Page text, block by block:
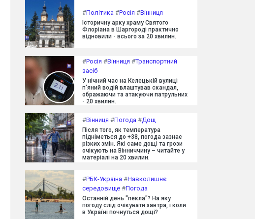
#Політика #Росія #Вінниця
Історичну арку храму Святого
Флоріана в Шаргороді практично
відновили - всього за 20 хвилин.
#Росія #Вінниця #Транспортний
засіб
У нічний час на Келецькій вулиці
п'яний водій влаштував скандал,
ображаючи та атакуючи патрульних
- 20 хвилин.
#Вінниця #Погода #Дощ
Після того, як температура
підніметься до +38, погода зазнає
різких змін. Які саме дощі та грози
очікують на Вінниччину – читайте у
матеріалі на 20 хвилин.
#РБК-Україна #Навколишнє
середовище #Погода
Останній день "пекла"? На яку
погоду слід очікувати завтра, і коли
в Україні почнуться дощі?